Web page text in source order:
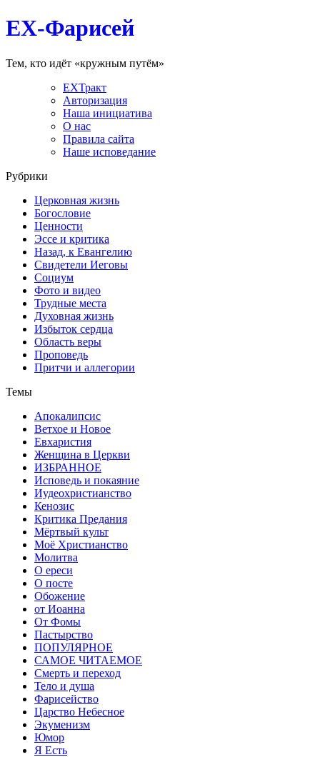
EX-Фарисей
Тем, кто идёт «кружным путём»
EXТракт
Авторизация
Наша инициатива
О нас
Правила сайта
Наше исповедание
Рубрики
Церковная жизнь
Богословие
Ценности
Эссе и критика
Назад, к Евангелию
Свидетели Иеговы
Социум
Фото и видео
Трудные места
Духовная жизнь
Избыток сердца
Область веры
Проповедь
Притчи и аллегории
Темы
Апокалипсис
Ветхое и Новое
Евхаристия
Женщина в Церкви
ИЗБРАННОЕ
Исповедь и покаяние
Иудеохристианство
Кенозис
Критика Предания
Мёртвый культ
Моё Христианство
Молитва
О ереси
О посте
Обожение
от Иоанна
От Фомы
Пастырство
ПОПУЛЯРНОЕ
САМОЕ ЧИТАЕМОЕ
Смерть и переход
Тело и душа
Фарисейство
Царство Небесное
Экуменизм
Юмор
Я Есть